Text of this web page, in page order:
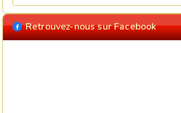
Retrouvez-nous sur Facebook